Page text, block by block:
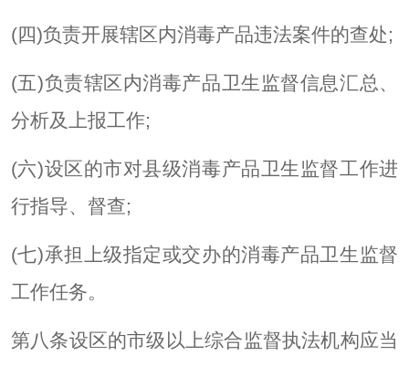
(四)负责开展辖区内消毒产品违法案件的查处;
(五)负责辖区内消毒产品卫生监督信息汇总、
分析及上报工作;
(六)设区的市对县级消毒产品卫生监督工作进
行指导、督查;
(七)承担上级指定或交办的消毒产品卫生监督
工作任务。
第八条设区的市级以上综合监督执法机构应当